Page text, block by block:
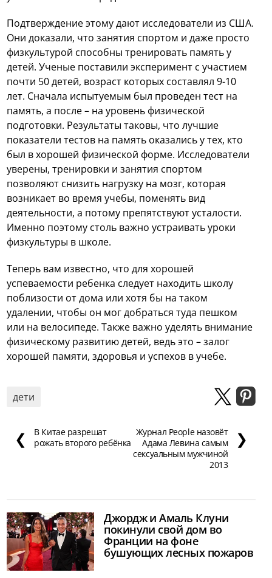
Подтверждение этому дают исследователи из США.
Они доказали, что занятия спортом и даже просто
физкультурой способны тренировать память у
детей. Ученые поставили эксперимент с участием
почти 50 детей, возраст которых составлял 9-10
лет. Сначала испытуемым был проведен тест на
память, а после – на уровень физической
подготовки. Результаты таковы, что лучшие
показатели тестов на память оказались у тех, кто
был в хорошей физической форме. Исследователи
уверены, тренировки и занятия спортом
позволяют снизить нагрузку на мозг, которая
возникает во время учебы, поменять вид
деятельности, а потому препятствуют усталости.
Именно поэтому столь важно устраивать уроки
физкультуры в школе.
Теперь вам известно, что для хорошей
успеваемости ребенка следует находить школу
поблизости от дома или хотя бы на таком
удалении, чтобы он мог добраться туда пешком
или на велосипеде. Также важно уделять внимание
физическому развитию детей, ведь это – залог
хорошей памяти, здоровья и успехов в учебе.
дети
❮
В Китае разрешат
рожать второго ребёнка
Журнал People назовёт
Адама Левина самым
сексуальным мужчиной
2013
❯
Джордж и Амаль Клуни
покинули свой дом во
Франции на фоне
бушующих лесных пожаров